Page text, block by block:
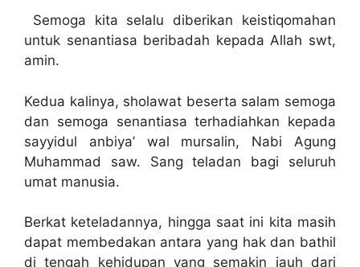
Semoga kita selalu diberikan keistiqomahan
untuk senantiasa beribadah kepada Allah swt,
amin.
Kedua kalinya, sholawat beserta salam semoga
dan semoga senantiasa terhadiahkan kepada
sayyidul anbiya’ wal mursalin, Nabi Agung
Muhammad saw. Sang teladan bagi seluruh
umat manusia.
Berkat keteladannya, hingga saat ini kita masih
dapat membedakan antara yang hak dan bathil
di tengah kehidupan yang semakin jauh dari